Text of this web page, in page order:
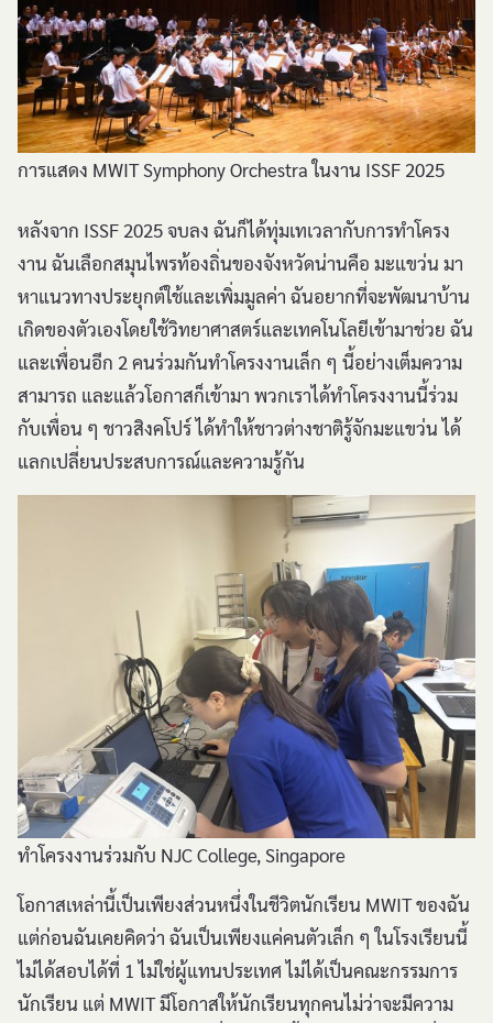
การแสดง MWIT Symphony Orchestra ในงาน ISSF 2025
หลังจาก ISSF 2025 จบลง ฉันก็ได้ทุ่มเทเวลากับการทำโครง
งาน ฉันเลือกสมุนไพรท้องถิ่นของจังหวัดน่านคือ มะแขว่น มา
หาแนวทางประยุกต์ใช้และเพิ่มมูลค่า ฉันอยากที่จะพัฒนาบ้าน
เกิดของตัวเองโดยใช้วิทยาศาสตร์และเทคโนโลยีเข้ามาช่วย ฉัน
และเพื่อนอีก 2 คนร่วมกันทำโครงงานเล็ก ๆ นี้อย่างเต็มความ
สามารถ และแล้วโอกาสก็เข้ามา พวกเราได้ทำโครงงานนี้ร่วม
กับเพื่อน ๆ ชาวสิงคโปร์ ได้ทำให้ชาวต่างชาติรู้จักมะแขว่น ได้
แลกเปลี่ยนประสบการณ์และความรู้กัน
ทำโครงงานร่วมกับ NJC College, Singapore
โอกาสเหล่านี้เป็นเพียงส่วนหนึ่งในชีวิตนักเรียน MWIT ของฉัน
แต่ก่อนฉันเคยคิดว่า ฉันเป็นเพียงแค่คนตัวเล็ก ๆ ในโรงเรียนนี้
ไม่ได้สอบได้ที่ 1 ไม่ใช่ผู้แทนประเทศ ไม่ได้เป็นคณะกรรมการ
นักเรียน แต่ MWIT มีโอกาสให้นักเรียนทุกคนไม่ว่าจะมีความ